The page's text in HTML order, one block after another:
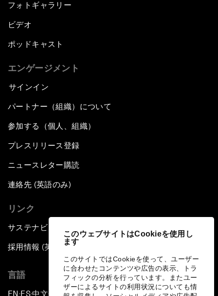
このウェブサイトはCookieを使用し
ます
このサイトではCookieを使って、ユーザー
に合わせたコンテンツや広告の表示、トラ
フィックの分析を行っています。またユー
ザーによるサイトの利用状況についても情
フォトギャラリー
ビデオ
ポッドキャスト
エンゲージメント
サインイン
パートナー（組織）について
参加する（個人、組織）
プレスリリース登録
ニュースレター購読
連絡先 (英語のみ)
リンク
サステナビリティへの取り組み
採用情報 (英語のみ)
言語
EN ▪ES▪中文▪ 日本語